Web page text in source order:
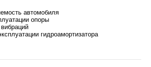
автомобиля
опоры
гидроамортизатора